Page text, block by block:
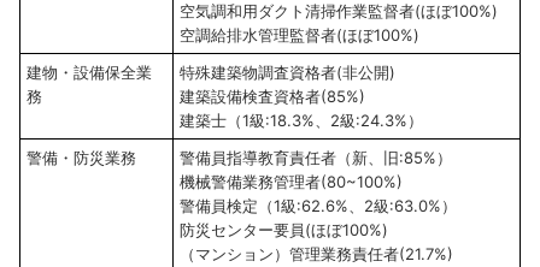
空気調和用ダクト清掃作業監督者(ほぼ100%)
空調給排水管理監督者(ほぼ100%)
建物・設備保全業
務
特殊建築物調査資格者(非公開)
建築設備検査資格者(85%)
建築士（1級:18.3%、2級:24.3%）
警備・防災業務
警備員指導教育責任者（新、旧:85%）
機械警備業務管理者(80~100%)
警備員検定（1級:62.6%、2級:63.0%）
防災センター要員(ほぼ100%)
（マンション）管理業務責任者(21.7%)